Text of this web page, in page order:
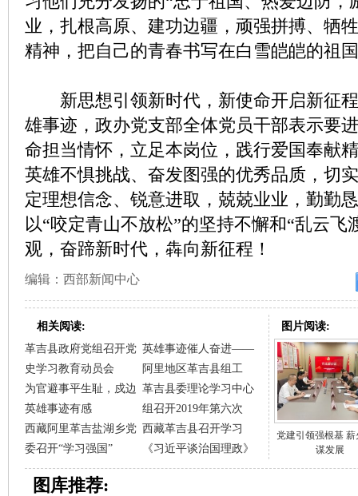
业，扎根高原、建功边疆，顽强拼搏、牺
精神，把自己的青春书写在白雪皑皑的祖
新思想引领新时代，新使命开启新征程
雄事迹，政办党支部全体党员干部表示要
命担当情怀，立足本岗位，践行爱国奉献
英雄不惧挑战、奋发图强的优秀品质，切
定理想信念、锐意进取，兢兢业业，勤勤
以“咬定青山不放松”的坚持不懈和“乱云飞
观，奋蹄新时代，犇向新征程！
编辑：西部新闻中心
相关阅读:
革吉县政府党组召开党
史学习教育动员会
英雄事迹催人奋进——
阿里地区革吉县组工
为官避事平生耻，戍边
英雄事迹有感
革吉县委理论学习中心
组召开2019年第六次
西藏阿里革吉盐湖乡党
委召开“学习强国”
西藏革吉县召开学习
《习近平谈治国理政》
图片阅读:
党建引领强根基 薪
谋发展
图库推荐: